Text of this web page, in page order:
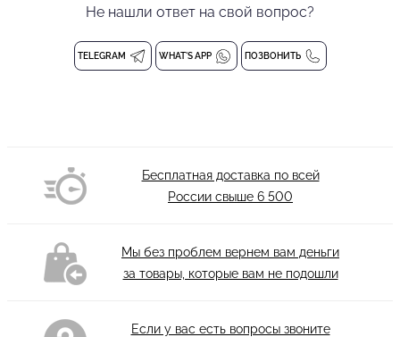
Материал приятен к телу и не натирает кожу, а так же не
сковывает движения во время выполнения самых смелых
танцевальных фигур. В боди от PRIMABELLA Вы будете
Состав: 94% полиэстер, 6% спандекс
Деликатная стирка при 30 градусах
Не нашли ответ на свой вопрос?
TELEGRAM WHAT'S APP ПОЗВОНИТЬ
Бесплатная доставка по всей
России свыше 6 500
Мы без проблем вернем вам деньги
за товары, которые вам не подошли
Если у вас есть вопросы звоните